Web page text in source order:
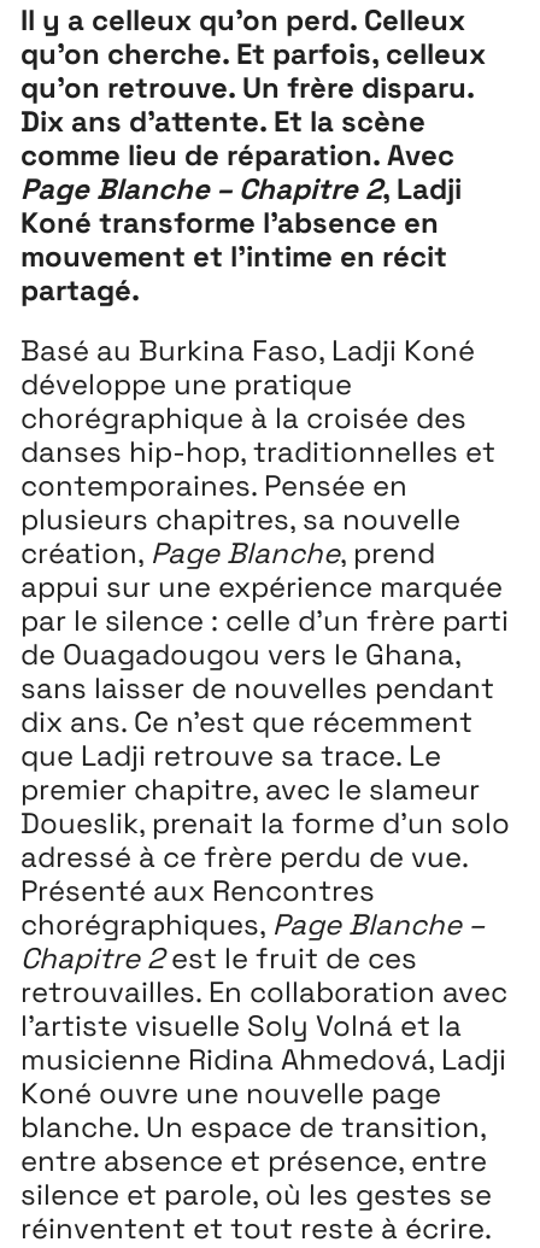
Extensions26
26 JUILLET ↘ 5 SEPTEMBRE
Playground
3 ↘ 29 NOVEMBRE
Festival26
11 MAI ↘ 13 JUIN
Il y a celleux qu’on perd. Celleux
qu’on cherche. Et parfois, celleux
qu’on retrouve. Un frère disparu.
Dix ans d’attente. Et la scène
comme lieu de réparation. Avec
Page Blanche – Chapitre 2, Ladji
Koné transforme l’absence en
mouvement et l’intime en récit
partagé.
Basé au Burkina Faso, Ladji Koné
développe une pratique
chorégraphique à la croisée des
danses hip-hop, traditionnelles et
contemporaines. Pensée en
plusieurs chapitres, sa nouvelle
création, Page Blanche, prend
appui sur une expérience marquée
par le silence : celle d’un frère parti
de Ouagadougou vers le Ghana,
sans laisser de nouvelles pendant
dix ans. Ce n’est que récemment
que Ladji retrouve sa trace. Le
premier chapitre, avec le slameur
Doueslik, prenait la forme d’un solo
adressé à ce frère perdu de vue.
Présenté aux Rencontres
chorégraphiques, Page Blanche –
Chapitre 2est le fruit de ces
retrouvailles. En collaboration avec
l’artiste visuelle Soly Volná et la
musicienne Ridina Ahmedová, Ladji
Koné ouvre une nouvelle page
blanche. Un espace de transition,
entre absence et présence, entre
silence et parole, où les gestes se
réinventent et tout reste à écrire.